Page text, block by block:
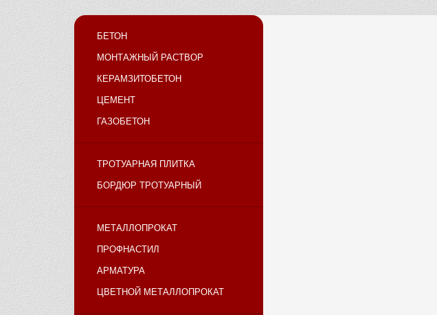
БЕТОН
МОНТАЖНЫЙ РАСТВОР
КЕРАМЗИТОБЕТОН
ЦЕМЕНТ
ГАЗОБЕТОН
ТРОТУАРНАЯ ПЛИТКА
БОРДЮР ТРОТУАРНЫЙ
МЕТАЛЛОПРОКАТ
ПРОФНАСТИЛ
АРМАТУРА
ЦВЕТНОЙ МЕТАЛЛОПРОКАТ